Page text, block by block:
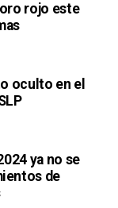
rojo este
oculto en el
ya no se
de